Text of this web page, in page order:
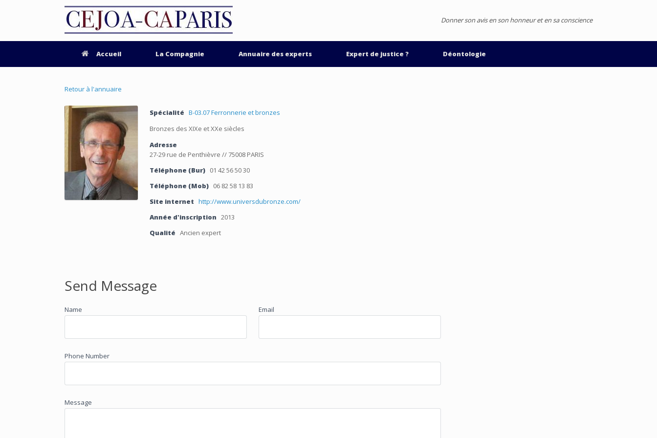
Donner son avis en son honneur et en sa conscience
Accueil La Compagnie Annuaire des experts Expert de justice ? Déontologie
Retour à l'annuaire
Spécialité B-03.07 Ferronnerie et bronzes
Bronzes des XIXe et XXe siècles
Adresse
27-29 rue de Penthièvre // 75008 PARIS
Téléphone (Bur) 01 42 56 50 30
Téléphone (Mob) 06 82 58 13 83
Site internet http://www.universdubronze.com/
Année d'inscription 2013
Qualité Ancien expert
Send Message
Name Email
Phone Number
Message